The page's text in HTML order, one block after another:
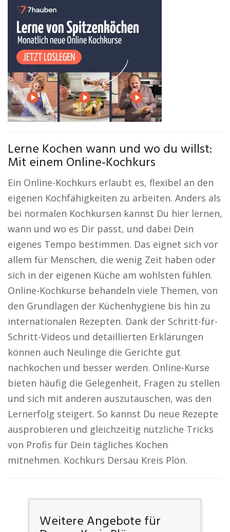
Lerne Kochen wann und wo du willst:
Mit einem Online-Kochkurs
Ein Online-Kochkurs erlaubt es, flexibel an den
eigenen Kochfähigkeiten zu arbeiten. Anders als
bei normalen Kochkursen kannst Du hier lernen,
wann und wo es Dir passt, und dabei Dein
eigenes Tempo bestimmen. Das eignet sich vor
allem für Menschen, die wenig Zeit haben oder
sich in der eigenen Küche am wohlsten fühlen.
Online-Kochkurse behandeln viele Themen, von
den Grundlagen der Küchenhygiene bis hin zu
internationalen Rezepten. Dank der Schritt-für-
Schritt-Videos und detaillierten Erklärungen
können auch Neulinge die Gerichte gut
nachkochen und besser werden. Online-Kurse
bieten häufig die Gelegenheit, Fragen zu stellen
und sich mit anderen auszutauschen, was den
Lernerfolg steigert. So kannst Du neue Rezepte
ausprobieren und gleichzeitig nützliche Tricks
von Profis für Dein tägliches Kochen
mitnehmen. Kochkurs Dersau Kreis Plön.
Weitere Angebote für